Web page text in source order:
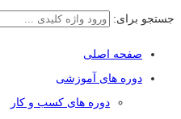
جستجو برای:
صفحه اصلی
دوره های آموزشی
دوره های کسب و کار